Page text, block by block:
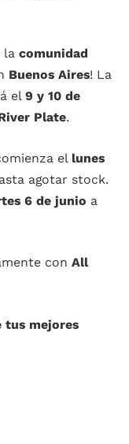
la comunidad
Buenos Aires! La
el 9 y 10 de
Plate.
el lunes
agotar stock.
6 de junio a
con All
tus mejores